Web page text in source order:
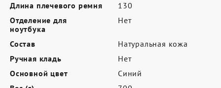
Партнерам
Контакты
Программа лояльности
Политика обработки персональных
данных
Длина плечевого ремня
130
Отделение для
ноутбука
Нет
Состав
Натуральная кожа
Ручная кладь
Нет
Основной цвет
Синий